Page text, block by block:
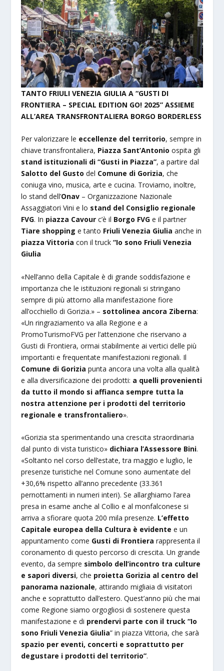
TANTO FRIULI VENEZIA GIULIA A “GUSTI DI
FRONTIERA – SPECIAL EDITION GO! 2025” ASSIEME
ALL’AREA TRANSFRONTALIERA BORGO BORDERLESS
Per valorizzare le eccellenze del territorio, sempre in
chiave transfrontaliera, Piazza Sant’Antonio ospita gli
stand istituzionali di “Gusti in Piazza”, a partire dal
Salotto del Gusto del Comune di Gorizia, che
coniuga vino, musica, arte e cucina. Troviamo, inoltre,
lo stand dell’Onav – Organizzazione Nazionale
Assaggiatori Vini e lo stand del Consiglio regionale
FVG. In piazza Cavour c’è il Borgo FVG e il partner
Tiare shopping e tanto Friuli Venezia Giulia anche in
piazza Vittoria con il truck“Io sono Friuli Venezia
Giulia
«Nell’anno della Capitale è di grande soddisfazione e
importanza che le istituzioni regionali si stringano
sempre di più attorno alla manifestazione fiore
all’occhiello di Gorizia.» – sottolinea ancora Ziberna:
«Un ringraziamento va alla Regione e a
PromoTurismoFVG per l’attenzione che riservano a
Gusti di Frontiera, ormai stabilmente ai vertici delle più
importanti e frequentate manifestazioni regionali. Il
Comune di Gorizia punta ancora una volta alla qualità
e alla diversificazione dei prodotti: a quelli provenienti
da tutto il mondo si affianca sempre tutta la
nostra attenzione per i prodotti del territorio
regionale e transfrontaliero».
«Gorizia sta sperimentando una crescita straordinaria
dal punto di vista turistico» dichiara l’Assessore Bini.
«Soltanto nel corso dell’estate, tra maggio e luglio, le
presenze turistiche nel Comune sono aumentate del
+30,6% rispetto all’anno precedente (33.361
pernottamenti in numeri interi). Se allarghiamo l’area
presa in esame anche al Collio e al monfalconese si
arriva a sfiorare quota 200 mila presenze. L’effetto
Capitale europea della Cultura è evidente e un
appuntamento come Gusti di Frontiera rappresenta il
coronamento di questo percorso di crescita. Un grande
evento, da sempre simbolo dell’incontro tra culture
e sapori diversi, che proietta Gorizia al centro del
panorama nazionale, attirando migliaia di visitatori
anche e soprattutto dall’estero. Quest’anno più che mai
come Regione siamo orgogliosi di sostenere questa
manifestazione e di prendervi parte con il truck “Io
sono Friuli Venezia Giulia” in piazza Vittoria, che sarà
spazio per eventi, concerti e soprattutto per
degustare i prodotti del territorio”.